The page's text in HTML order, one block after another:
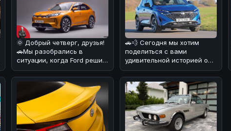
🌞 Добрый четверг, друзья!
🚗Мы разобрались в
ситуации, когда Ford решил
объединиться с китайскими
б
🚗💨 Сегодня мы хотим
поделиться с вами
удивительной историей о
Nissan Qashqai, который
сумел преодо